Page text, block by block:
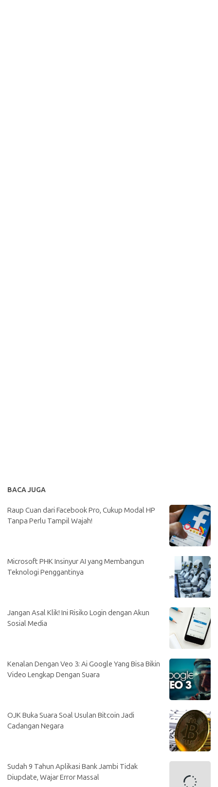
BACA JUGA
Raup Cuan dari Facebook Pro, Cukup Modal HP
Tanpa Perlu Tampil Wajah!
Microsoft PHK Insinyur AI yang Membangun
Teknologi Penggantinya
Jangan Asal Klik! Ini Risiko Login dengan Akun
Sosial Media
Kenalan Dengan Veo 3: Ai Google Yang Bisa Bikin
Video Lengkap Dengan Suara
OJK Buka Suara Soal Usulan Bitcoin Jadi
Cadangan Negara
Sudah 9 Tahun Aplikasi Bank Jambi Tidak
Diupdate, Wajar Error Massal